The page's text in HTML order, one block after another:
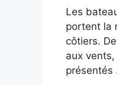
Les
portent la
côtiers.
aux
présentés